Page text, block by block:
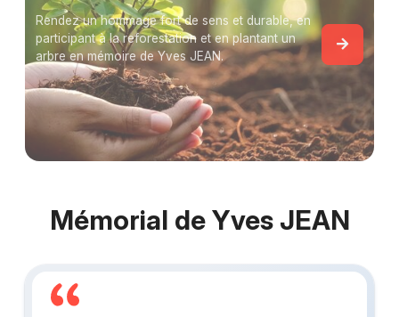
Rendez un hommage fort de sens et durable, en
participant à la reforestation et en plantant un
arbre en mémoire de Yves JEAN.
Mémorial de Yves JEAN